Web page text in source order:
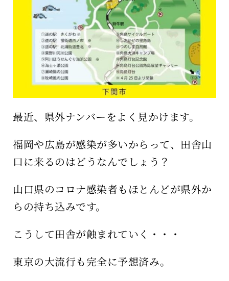
最近、県外ナンバーをよく見かけます。
福岡や広島が感染が多いからって、田舎山
口に来るのはどうなんでしょう？
山口県のコロナ感染者もほとんどが県外か
らの持ち込みです。
こうして田舎が蝕まれていく・・・
東京の大流行も完全に予想済み。